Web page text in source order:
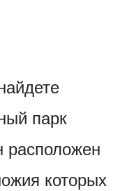
парк
расположен
которых